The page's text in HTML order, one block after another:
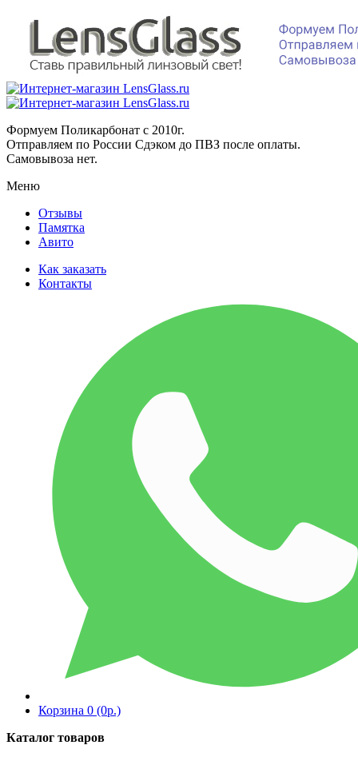
Формуем Поликарбонат с 2010г.
Отправляем по России Сдэком до ПВЗ после оплаты.
Самовывоза нет.
Меню
Отзывы
Памятка
Авито
Как заказать
Контакты
Корзина 0 (0р.)
Каталог товаров